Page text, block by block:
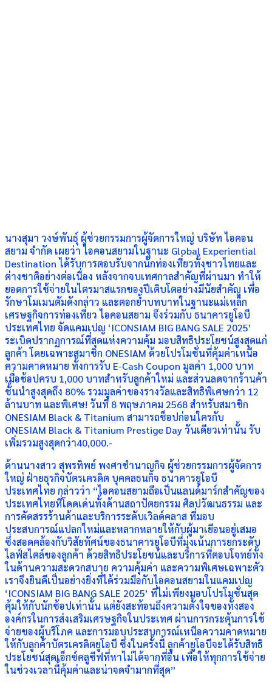
นางสุมา วงษ์พันธุ์ ผู้ช่วยกรรมการผู้จัดการใหญ่ บริษัท ไอคอน
สยาม จำกัด เผยว่า ไอคอนสยามในฐานะ Global Experiential
Destination ได้รับการตอบรับจากนักท่องเที่ยวทั้งชาวไทยและ
ต่างชาติอย่างต่อเนื่อง หลังจากจบเทศกาลสำคัญที่ผ่านมา ทำให้
ยอดการใช้จ่ายในไตรมาสแรกของปีเติบโตอย่างมีนัยสำคัญ เพื่อ
รักษาโมเมนตัมดังกล่าว และตอกย้ำบทบาทในฐานะแม่เหล็ก
เศรษฐกิจการท่องเที่ยว ไอคอนสยาม จึงร่วมกับ ธนาคารยูโอบี
ประเทศไทย จัดแคมเปญ ‘ICONSIAM BIG BANG SALE 2025’
ระเบิดปรากฏการณ์ที่สุดแห่งความคุ้ม มอบสิทธิประโยชน์สูงสุดแก่
ลูกค้า โดยเฉพาะสมาชิก ONESIAM ด้วยโปรโมชั่นที่คุ้มค่าเหนือ
ความคาดหมาย ทั้งการรับ E-Cash Coupon มูลค่า 1,000 บาท
เมื่อช้อปครบ 1,000 บาทสำหรับลูกค้าใหม่ และส่วนลดจากร้านค้า
ชั้นนำสูงสุดถึง 80% รวมมูลค่าของรางวัลและสิทธิพิเศษกว่า 12
ล้านบาท และพิเศษ! วันที่ 8 พฤษภาคม 2568 สำหรับสมาชิก
ONESIAM Black & Titanium สามารถช็อปก่อนใครกับ
ONESIAM Black & Titanium Prestige Day วันเดียวเท่านั้น รับ
เพิ่มรวมสูงสุดกว่า40,000.-
ด้านนางสาว สุพรทิพย์ พงศาชำนาญกิจ ผู้ช่วยกรรมการผู้จัดการ
ใหญ่ ฝ่ายธุรกิจบัตรเครดิต บุคคลธนกิจ ธนาคารยูโอบี
ประเทศไทย กล่าวว่า “ไอคอนสยามถือเป็นแลนด์มาร์กสำคัญของ
ประเทศไทยที่โดดเด่นทั้งด้านสถาปัตยกรรม ศิลปวัฒนธรรม และ
การคัดสรรร้านค้าและบริการระดับเวิลด์คลาส ที่มอบ
ประสบการณ์แปลกใหม่และหลากหลายให้กับผู้มาเยือนอยู่เสมอ
ซึ่งสอดคล้องกับวิสัยทัศน์ของธนาคารยูโอบีที่มุ่งเน้นการยกระดับ
ไลฟ์สไตล์ของลูกค้า ด้วยสิทธิประโยชน์และบริการที่ตอบโจทย์ทั้ง
ในด้านความสะดวกสบาย ความคุ้มค่า และความพิเศษเฉพาะตัว
เราจึงยินดีเป็นอย่างยิ่งที่ได้ร่วมมือกับไอคอนสยามในแคมเปญ
‘ICONSIAM BIG BANG SALE 2025’ ที่ไม่เพียงมอบโปรโมชั่นสุด
คุ้มให้กับนักช้อปเท่านั้น แต่ยังสะท้อนถึงความตั้งใจของทั้งสอง
องค์กรในการส่งเสริมเศรษฐกิจในประเทศ ผ่านการกระตุ้นการใช้
จ่ายของผู้บริโภค และการมอบประสบการณ์เหนือความคาดหมาย
ให้กับลูกค้าบัตรเครดิตยูโอบี ซึ่งในครั้งนี้ ลูกค้ายูโอบีจะได้รับสิทธิ
ประโยชน์สุดเอ็กซ์คลูซีฟที่หาไม่ได้จากที่อื่น เพื่อให้ทุกการใช้จ่าย
ในช่วงเวลานี้คุ้มค่าและน่าจดจำมากที่สุด”